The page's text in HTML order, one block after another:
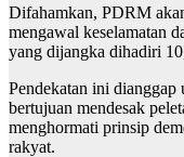
Difahamkan, PDRM
mengawal keselamatan
yang dijangka dihadiri
Pendekatan ini
bertujuan mendesak
menghormati prinsip
rakyat.